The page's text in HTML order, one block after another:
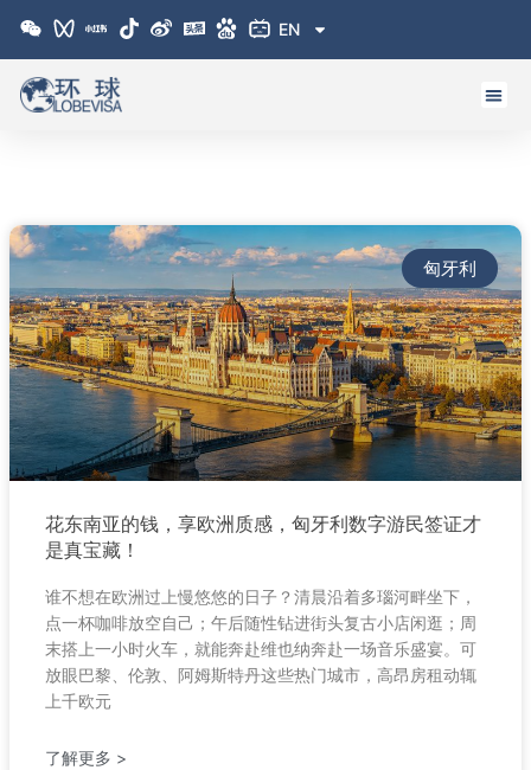
EN
匈牙利
花东南亚的钱，享欧洲质感，匈牙利数字游民签证才
是真宝藏！
谁不想在欧洲过上慢悠悠的日子？清晨沿着多瑙河畔坐下，
点一杯咖啡放空自己；午后随性钻进街头复古小店闲逛；周
末搭上一小时火车，就能奔赴维也纳奔赴一场音乐盛宴。可
放眼巴黎、伦敦、阿姆斯特丹这些热门城市，高昂房租动辄
上千欧元
了解更多 >